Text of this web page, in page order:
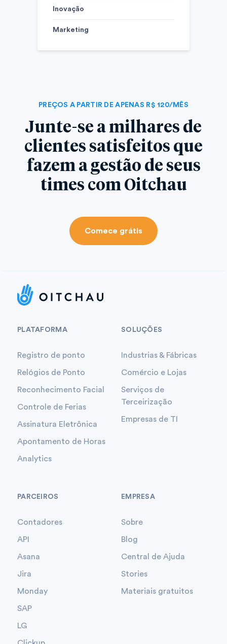
Inovação
Marketing
PREÇOS A PARTIR DE APENAS R$ 120/MÊS
Junte-se a milhares de
clientes satisfeitos que
fazem a gestão de seus
times com Oitchau
Comece grátis
PLATAFORMA
Registro de ponto
Relógios de Ponto
Reconhecimento Facial
Controle de Ferias
Assinatura Eletrônica
Apontamento de Horas
Analytics
SOLUÇÕES
Industrias & Fábricas
Comércio e Lojas
Serviços de
Terceirização
Empresas de TI
PARCEIROS
Contadores
API
Asana
Jira
Monday
SAP
LG
EMPRESA
Sobre
Blog
Central de Ajuda
Stories
Materiais gratuitos